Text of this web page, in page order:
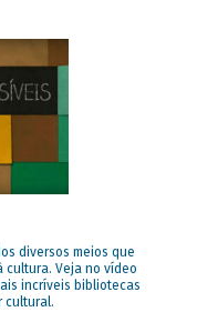
diversos meios que
cultura. Veja no vídeo
incríveis bibliotecas
cultural.